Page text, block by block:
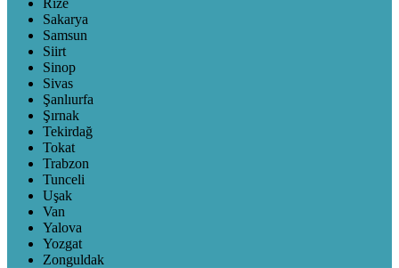
Rize
Sakarya
Samsun
Siirt
Sinop
Sivas
Şanlıurfa
Şırnak
Tekirdağ
Tokat
Trabzon
Tunceli
Uşak
Van
Yalova
Yozgat
Zonguldak